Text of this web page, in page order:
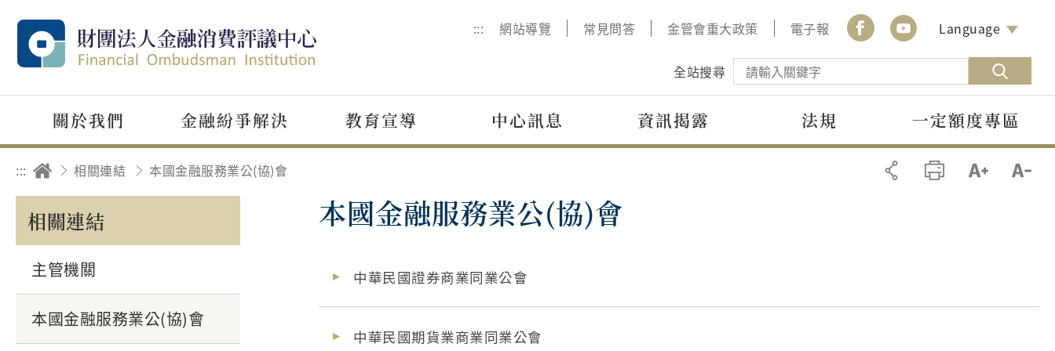
::: 網站導覽 常見問答 金管會重大政策 電子報 Language
全站搜尋
關於我們 金融紛爭解決 教育宣導 中心訊息 資訊揭露 法規 一定額度專區
::: 相關連結 本國金融服務業公(協)會
相關連結
主管機關
本國金融服務業公(協)會
本國金融服務業公(協)會
中華民國證券商業同業公會
中華民國期貨業商業同業公會